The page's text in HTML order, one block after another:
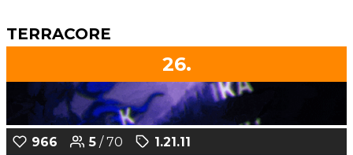
TERRACORE
26.
966 5 / 70
1.21.11